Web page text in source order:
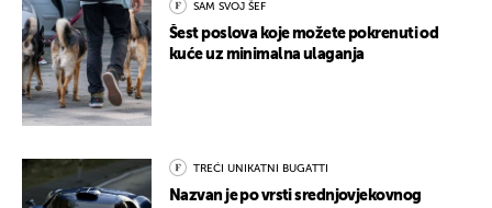
SAM SVOJ ŠEF
Šest poslova koje možete pokrenuti od
kuće uz minimalna ulaganja
TREĆI UNIKATNI BUGATTI
Nazvan je po vrsti srednjovjekovnog